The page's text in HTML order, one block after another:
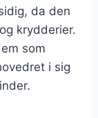
da den
krydderier.
som
i sig